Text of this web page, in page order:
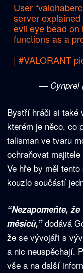
User
server
evil eye bead on
functions as a
| #VALORANT
— Cynprel
Bystří hráči si také
kterém je něco, co
talisman ve tvaru
ochraňovat
Ve hře by měl
kouzlo součástí
“Nezapomeňte,
měsíců,”dodává
že se vývojáři s
a nic neuspěchají.
vše a na další